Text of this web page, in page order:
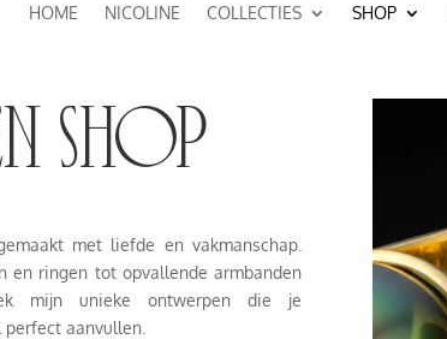
HOME NICOLINE COLLECTIES SHOP
shop
met liefde en vakmanschap.
en ringen tot opvallende armbanden
mijn unieke ontwerpen die je
aanvullen.